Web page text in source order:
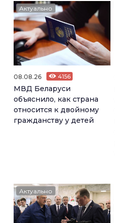
Актуально
08.08.26 4156
МВД Беларуси
объяснило, как страна
относится к двойному
гражданству у детей
Актуально